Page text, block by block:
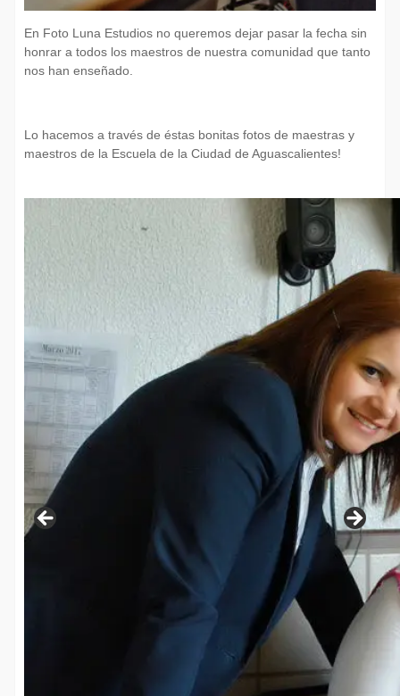
En Foto Luna Estudios no queremos dejar pasar la fecha sin
honrar a todos los maestros de nuestra comunidad que tanto
nos han enseñado.
Lo hacemos a través de éstas bonitas fotos de maestras y
maestros de la Escuela de la Ciudad de Aguascalientes!